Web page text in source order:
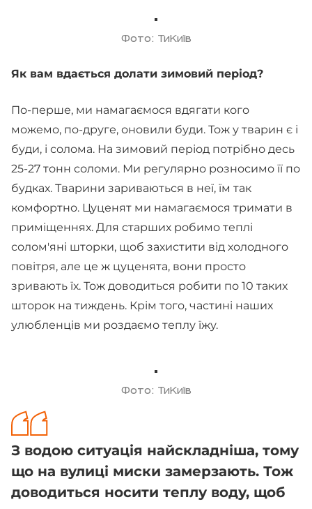
Фото: ТиКиїв
Як вам вдається долати зимовий період?
По-перше, ми намагаємося вдягати кого
можемо, по-друге, оновили буди. Тож у тварин є і
буди, і солома. На зимовий період потрібно десь
25-27 тонн соломи. Ми регулярно розносимо її по
будках. Тварини зариваються в неї, їм так
комфортно. Цуценят ми намагаємося тримати в
приміщеннях. Для старших робимо теплі
солом'яні шторки, щоб захистити від холодного
повітря, але це ж цуценята, вони просто
зривають їх. Тож доводиться робити по 10 таких
шторок на тиждень. Крім того, частині наших
улюбленців ми роздаємо теплу їжу.
Фото: ТиКиїв
З водою ситуація найскладніша, тому
що на вулиці миски замерзають. Тож
доводиться носити теплу воду, щоб